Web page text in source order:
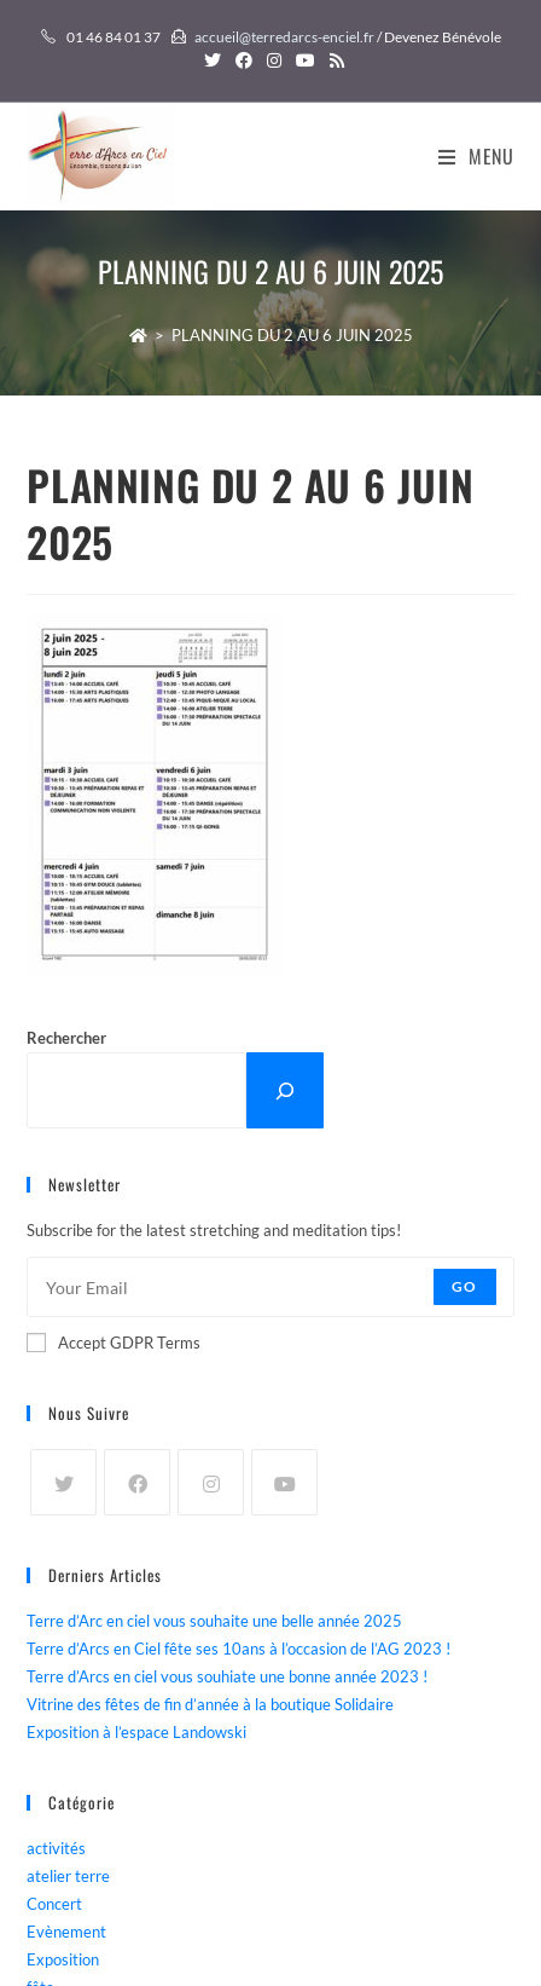
01 46 84 01 37 accueil@terredarcs-enciel.fr/ Devenez Bénévole
MENU
PLANNING DU 2 AU 6 JUIN 2025
> PLANNING DU 2 AU 6 JUIN 2025
PLANNING DU 2 AU 6 JUIN
2025
Rechercher
Newsletter
Subscribe for the latest stretching and meditation tips!
GO
Accept GDPR Terms
Nous Suivre
Derniers Articles
Terre d’Arc en ciel vous souhaite une belle année 2025
Terre d’Arcs en Ciel fête ses 10ans à l’occasion de l’AG 2023 !
Terre d’Arcs en ciel vous souhiate une bonne année 2023 !
Vitrine des fêtes de fin d’année à la boutique Solidaire
Exposition à l’espace Landowski
Catégorie
activités
atelier terre
Concert
Evènement
Exposition